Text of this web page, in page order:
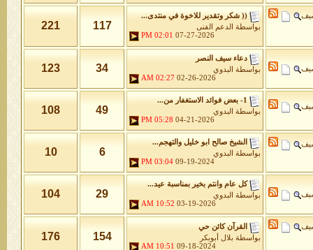
(( شكر وتقدير للاخوة في منتدى...
بواسطة
الدعم الفنى
07-27-2026
02:01 PM
117
221
دعاء سيف النصر
بواسطة
البدوي
02-26-2026
02:27 AM
34
123
1- بعض فوائد الاستغفار من...
بواسطة
البدوي
04-21-2026
05:28 PM
49
108
الشيخ صالح ابو خليل والتهجم...
بواسطة
البدوي
09-19-2024
03:04 PM
6
10
كل عام وانتم بخير بمناسبة عيد...
بواسطة
البدوي
03-19-2026
10:52 AM
29
104
القرآن كائن حي
بواسطة بلال أبوبكر
09-18-2024
10:51 AM
154
176